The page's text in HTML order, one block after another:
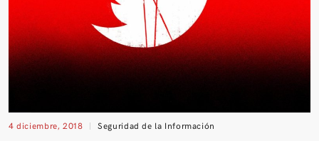
4 diciembre, 2018 Seguridad de la Información